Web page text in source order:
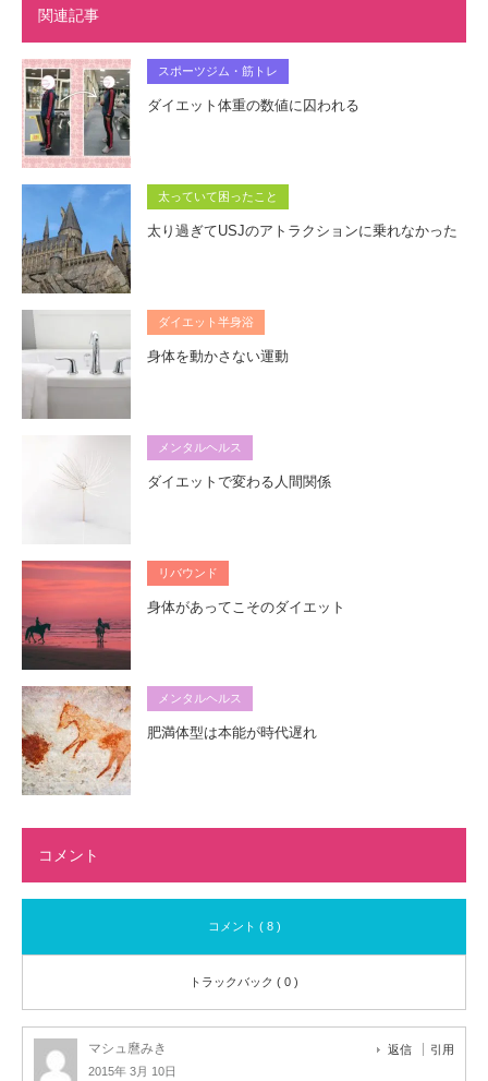
関連記事
スポーツジム・筋トレ
ダイエット体重の数値に囚われる
太っていて困ったこと
太り過ぎてUSJのアトラクションに乗れなかった
ダイエット半身浴
身体を動かさない運動
メンタルヘルス
ダイエットで変わる人間関係
リバウンド
身体があってこそのダイエット
メンタルヘルス
肥満体型は本能が時代遅れ
コメント
コメント ( 8 )
トラックバック ( 0 )
マシュ麿みき
2015年 3月 10日
返信 引用